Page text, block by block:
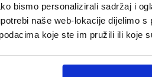
bismo personalizirali sadržaj i
naše web-lokacije dijelimo
koje ste im pružili ili koje
ZA SUHU I
OILY